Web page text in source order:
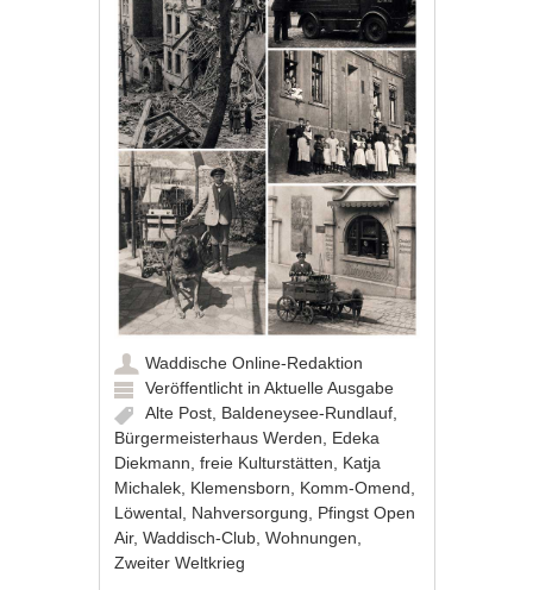
Waddische Online-Redaktion
Veröffentlicht inAktuelle Ausgabe
Alte Post, Baldeneysee-Rundlauf,
Bürgermeisterhaus Werden, Edeka
Diekmann,freie Kulturstätten, Katja
Michalek, Klemensborn, Komm-Omend,
Löwental, Nahversorgung, Pfingst Open
Air,Waddisch-Club,Wohnungen,
Zweiter Weltkrieg